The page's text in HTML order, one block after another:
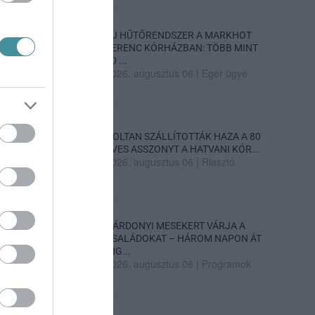
ÚJ HŰTŐRENDSZER A MARKHOT
FERENC KÓRHÁZBAN: TÖBB MINT
70 ...
2026. augusztus 06 Eger ügye
HOLTAN SZÁLLÍTOTTÁK HAZA A 80
ÉVES ASSZONYT A HATVANI KÓR...
2026. augusztus 06 Riasztó
GÁRDONYI MESEKERT VÁRJA A
CSALÁDOKAT – HÁROM NAPON ÁT
ING...
2026. augusztus 06 Programok